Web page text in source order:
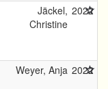
Jäckel,
Christine
2022
Weyer, Anja 2022